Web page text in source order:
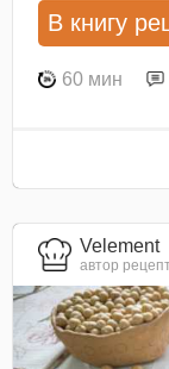
В книгу
60 мин
Velement
автор